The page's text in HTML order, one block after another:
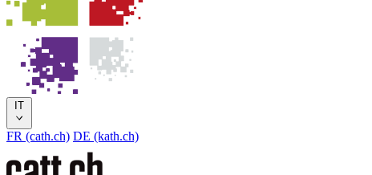
IT
FR (cath.ch) DE (kath.ch)